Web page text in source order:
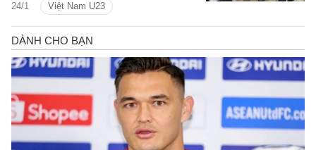
24/1 Việt Nam U23